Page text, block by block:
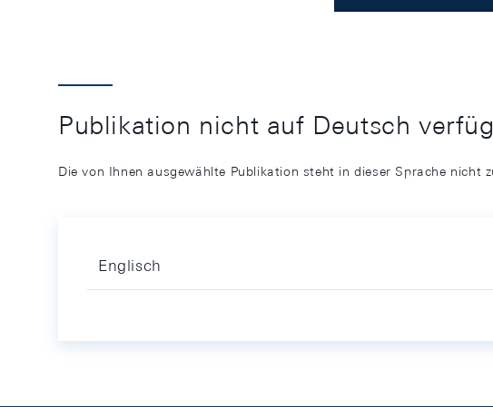
Publikation nicht auf Deutsch
Die von Ihnen ausgewählte Publikation steht in dieser Sprache nicht
Englisch